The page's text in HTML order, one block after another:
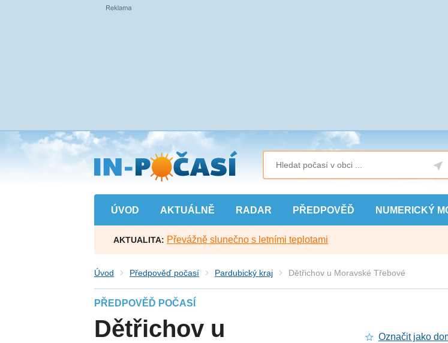
Přejít
na
hlavní
obsah
ÚVOD AKTUÁLNĚ RADAR PŘEDPOVĚĎ NUMERICKÝ
AKTUALITA: Převážně slunečno s letními teplotami
Úvod Předpověď počasí Pardubický kraj Dětřichov u Moravské Třebové
PŘEDPOVĚĎ POČASÍ
Dětřichov u
Označit jako